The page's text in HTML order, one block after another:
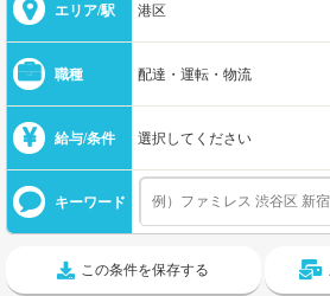
エリア/駅 港区
職種 配達・運転・物流
給与/条件 選択してください
キーワード
この条件を保存する